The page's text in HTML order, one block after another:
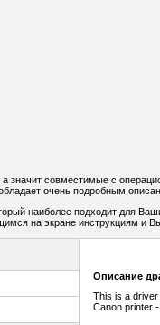
значит совместимые с
очень подробным
наиболее подходит для
на экране инструкциям и
Описание
This is a
Canon printer